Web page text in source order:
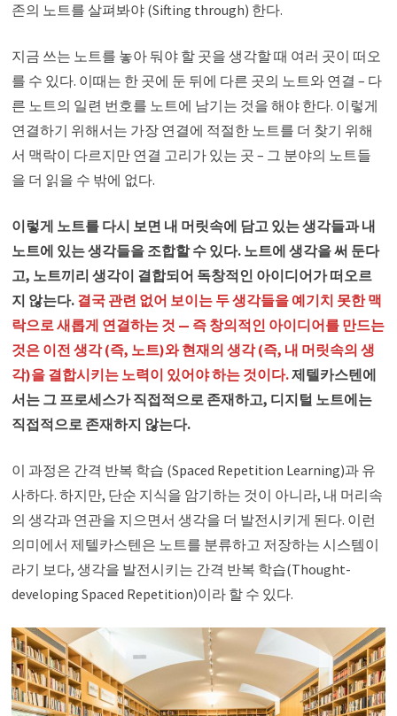
존의 노트를 살펴봐야 (Sifting through) 한다.
지금 쓰는 노트를 놓아 둬야 할 곳을 생각할 때 여러 곳이 떠오
를 수 있다. 이때는 한 곳에 둔 뒤에 다른 곳의 노트와 연결 – 다
른 노트의 일련 번호를 노트에 남기는 것을 해야 한다. 이렇게
연결하기 위해서는 가장 연결에 적절한 노트를 더 찾기 위해
서 맥락이 다르지만 연결 고리가 있는 곳 – 그 분야의 노트들
을 더 읽을 수 밖에 없다.
이렇게 노트를 다시 보면 내 머릿속에 담고 있는 생각들과 내
노트에 있는 생각들을 조합할 수 있다. 노트에 생각을 써 둔다
고, 노트끼리 생각이 결합되어 독창적인 아이디어가 떠오르
지 않는다. 결국 관련 없어 보이는 두 생각들을 예기치 못한 맥
락으로 새롭게 연결하는 것 — 즉 창의적인 아이디어를 만드는
것은 이전 생각 (즉, 노트)와 현재의 생각 (즉, 내 머릿속의 생
각)을 결합시키는 노력이 있어야 하는 것이다.제텔카스텐에
서는 그 프로세스가 직접적으로 존재하고, 디지털 노트에는
직접적으로 존재하지 않는다.
이 과정은 간격 반복 학습 (Spaced Repetition Learning)과 유
사하다. 하지만, 단순 지식을 암기하는 것이 아니라, 내 머리속
의 생각과 연관을 지으면서 생각을 더 발전시키게 된다. 이런
의미에서 제텔카스텐은 노트를 분류하고 저장하는 시스템이
라기 보다, 생각을 발전시키는 간격 반복 학습(Thought-
developing Spaced Repetition)이라 할 수 있다.